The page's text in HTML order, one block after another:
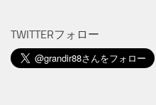
TWITTERフォロー